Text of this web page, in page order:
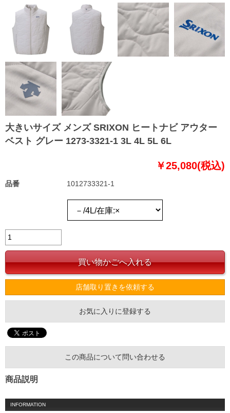
大きいサイズ メンズ SRIXON ヒートナビ アウター
ベスト グレー 1273-3321-1 3L 4L 5L 6L
￥25,080(税込)
品番 1012733321-1
店舗取り置きを依頼する
お気に入りに登録する
この商品について問い合わせる
商品説明
INFORMATION